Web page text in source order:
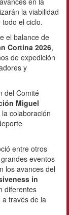
la viabilidad
el ciclo.
el balance de
Cortina 2026,
de expedición
y
del Comité
Miguel
colaboración
entre otros
eventos
los avances del
in
diferentes
través de la